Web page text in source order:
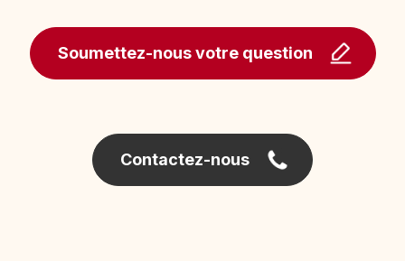
Soumettez-nous votre question
Contactez-nous